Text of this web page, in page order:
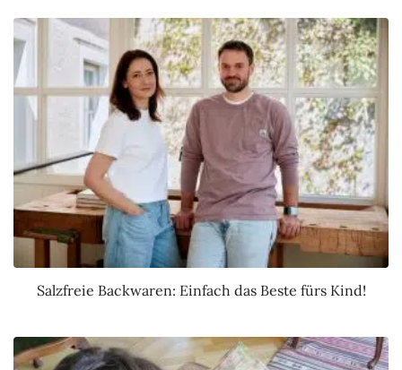
Salzfreie Backwaren: Einfach das Beste fürs Kind!